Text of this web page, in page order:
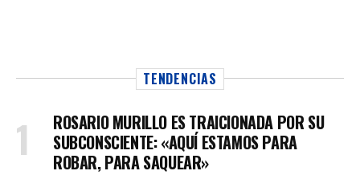
TENDENCIAS
ROSARIO MURILLO ES TRAICIONADA POR SU
SUBCONSCIENTE: «AQUÍ ESTAMOS PARA
ROBAR, PARA SAQUEAR»